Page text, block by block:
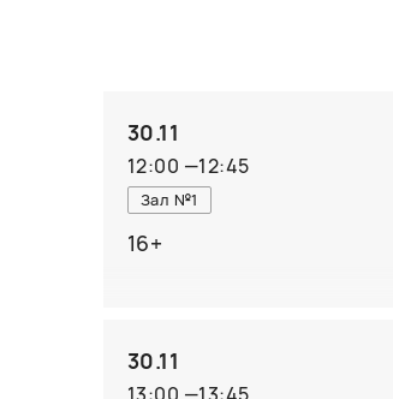
30.11
12:00 —12:45
Зал №1
16+
30.11
13:00 —13:45